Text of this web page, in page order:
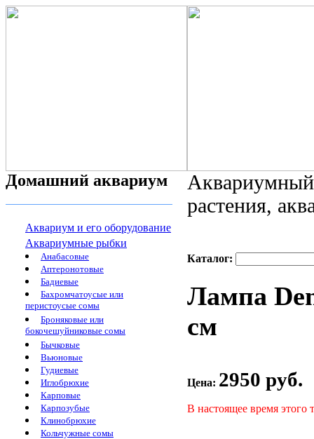
Домашний аквариум
Аквариум и его оборудование
Аквариумные рыбки
Анабасовые
Аптеронотовые
Бадиевые
Бахромчатоусые или
перистоусые сомы
Броняковые или
бокочешуйниковые сомы
Бычковые
Вьюновые
Гудиевые
Иглобрюхие
Карповые
Карпозубые
Клинобрюхие
Кольчужные сомы
растения,
Каталог:
Лампа
см
Цена: 2950 руб.
В настоящее время этого